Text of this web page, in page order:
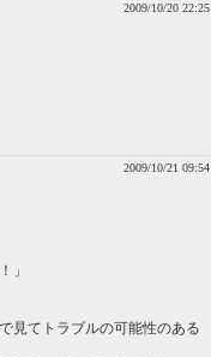
2009/10/20 22:25
2009/10/21 09:54
」
見てトラブルの可能性のある